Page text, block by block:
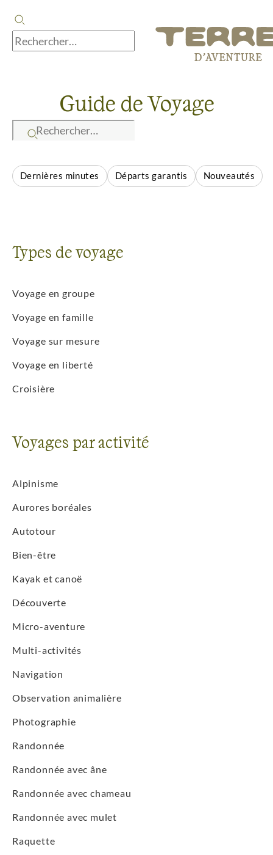
Guide de Voyage
Dernières minutes Départs garantis Nouveautés
Types de voyage
Voyage en groupe
Voyage en famille
Voyage sur mesure
Voyage en liberté
Croisière
Voyages par activité
Alpinisme
Aurores boréales
Autotour
Bien-être
Kayak et canoë
Découverte
Micro-aventure
Multi-activités
Navigation
Observation animalière
Photographie
Randonnée
Randonnée avec âne
Randonnée avec chameau
Randonnée avec mulet
Raquette